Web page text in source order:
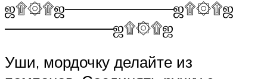
ஜ۩۞۩ஜ—————–—–ஜ۩۞۩ஜ
————–——–ஜ۩۞۩ஜ
Уши, мордочку делайте из